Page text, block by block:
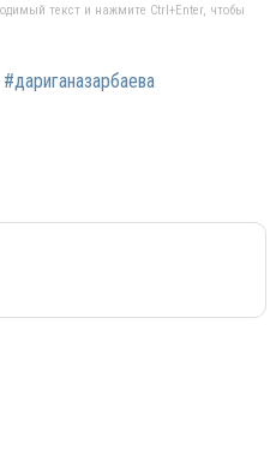
текст и нажмите Ctrl+Enter, чтобы
#дариганазарбаева